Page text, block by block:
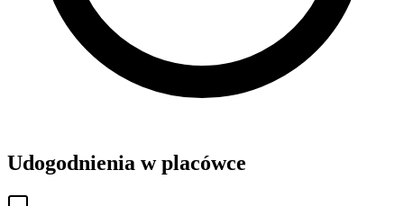
Udogodnienia w placówce